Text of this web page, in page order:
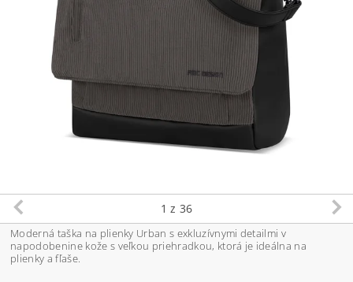
1 z 36
Moderná taška na plienky Urban s exkluzívnymi detailmi v
napodobenine kože s veľkou priehradkou, ktorá je ideálna na
plienky a fľaše.